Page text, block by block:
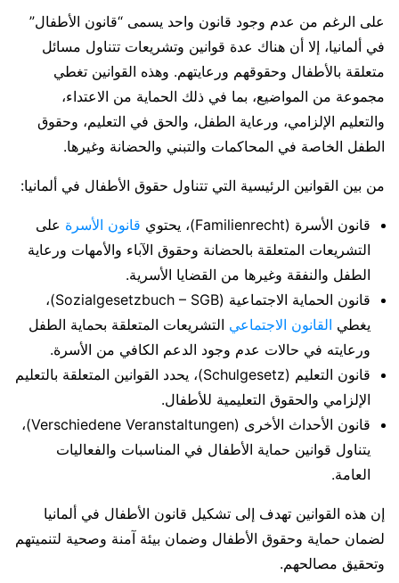
على الرغم من عدم وجود قانون واحد يسمى “قانون الأطفال”
في ألمانيا، إلا أن هناك عدة قوانين وتشريعات تتناول مسائل
متعلقة بالأطفال وحقوقهم ورعايتهم. وهذه القوانين تغطي
مجموعة من المواضيع، بما في ذلك الحماية من الاعتداء،
والتعليم الإلزامي، ورعاية الطفل، والحق في التعليم، وحقوق
الطفل الخاصة في المحاكمات والتبني والحضانة وغيرها.
من بين القوانين الرئيسية التي تتناول حقوق الأطفال في ألمانيا:
قانون الأسرة (Familienrecht)، يحتوي قانون الأسرة على
التشريعات المتعلقة بالحضانة وحقوق الآباء والأمهات ورعاية
الطفل والنفقة وغيرها من القضايا الأسرية.
قانون الحماية الاجتماعية (Sozialgesetzbuch – SGB)،
يغطي القانون الاجتماعي التشريعات المتعلقة بحماية الطفل
ورعايته في حالات عدم وجود الدعم الكافي من الأسرة.
قانون التعليم (Schulgesetz)، يحدد القوانين المتعلقة بالتعليم
الإلزامي والحقوق التعليمية للأطفال.
قانون الأحداث الأخرى (Verschiedene Veranstaltungen)،
يتناول قوانين حماية الأطفال في المناسبات والفعاليات
العامة.
إن هذه القوانين تهدف إلى تشكيل قانون الأطفال في ألمانيا
لضمان حماية وحقوق الأطفال وضمان بيئة آمنة وصحية لتنميتهم
وتحقيق مصالحهم.